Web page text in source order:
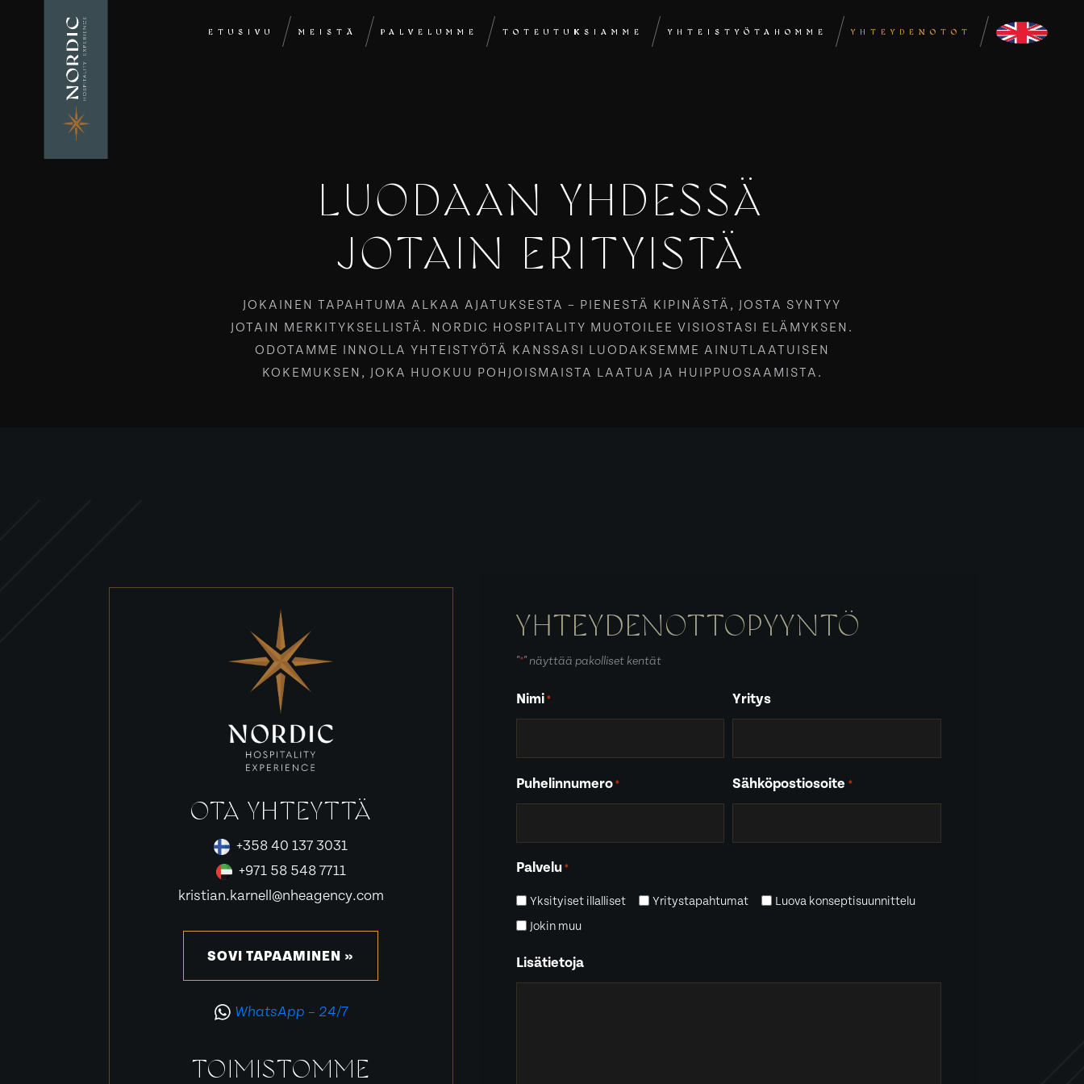
ETUSIVU MEISTÄ PALVELUMME TOTEUTUKSIAMME YHTEISTYÖTAHOMME YHTEYDENOTOT
LUODAAN YHDESSÄ
JOTAIN ERITYISTÄ
JOKAINEN TAPAHTUMA ALKAA AJATUKSESTA – PIENESTÄ KIPINÄSTÄ, JOSTA SYNTYY
JOTAIN MERKITYKSELLISTÄ. NORDIC HOSPITALITY MUOTOILEE VISIOSTASI ELÄMYKSEN.
ODOTAMME INNOLLA YHTEISTYÖTÄ KANSSASI LUODAKSEMME AINUTLAATUISEN
KOKEMUKSEN, JOKA HUOKUU POHJOISMAISTA LAATUA JA HUIPPUOSAAMISTA.
OTA YHTEYTTÄ
+358 40 137 3031
+971 58 548 7711
kristian.karnell@nheagency.com
SOVI TAPAAMINEN »
WhatsApp – 24/7
TOIMISTOMME
YHTEYDENOTTOPYYNTÖ
"*" näyttää pakolliset kentät
Nimi * Yritys
Puhelinnumero * Sähköpostiosoite *
Palvelu *
Yksityiset illalliset Yritystapahtumat
Luova konseptisuunnittelu
Jokin muu
Lisätietoja